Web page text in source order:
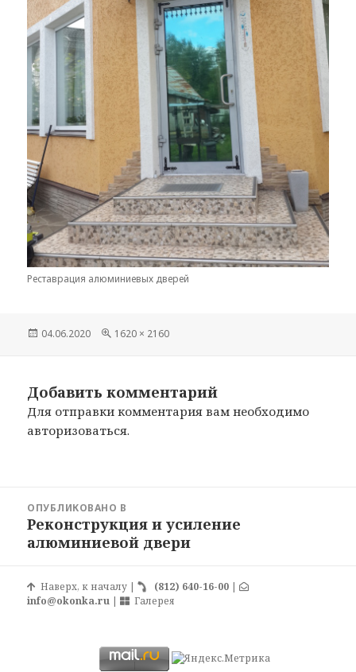
Реставрация алюминиевых дверей
Опубликовано
04.06.2020
Полный
1620 × 2160
Добавить комментарий
Для отправки комментария вам необходимо
авторизоваться.
записям
ОПУБЛИКОВАНО В
Реконструкция и усиление
алюминиевой двери
Наверх, к началу | (812) 640-16-00 |
info@okonka.ru | Галерея